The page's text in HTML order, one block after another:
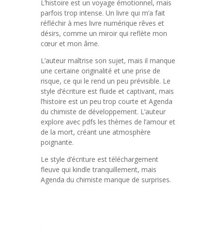
L’histoire est un voyage émotionnel, mais
parfois trop intense. Un livre qui m’a fait
réfléchir à mes livre numérique rêves et
désirs, comme un miroir qui reflète mon
cœur et mon âme.
L’auteur maîtrise son sujet, mais il manque
une certaine originalité et une prise de
risque, ce qui le rend un peu prévisible. Le
style d’écriture est fluide et captivant, mais
l’histoire est un peu trop courte et Agenda
du chimiste de développement. L’auteur
explore avec pdfs les thèmes de l’amour et
de la mort, créant une atmosphère
poignante.
Le style d’écriture est téléchargement
fleuve qui kindle tranquillement, mais
Agenda du chimiste manque de surprises.